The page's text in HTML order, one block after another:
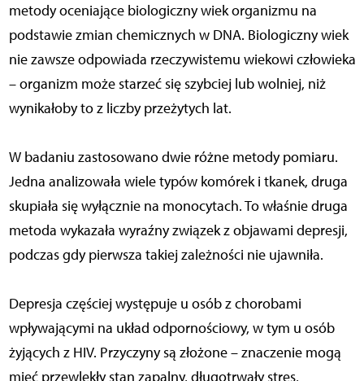
metody oceniające biologiczny wiek organizmu na
podstawie zmian chemicznych w DNA. Biologiczny wiek
nie zawsze odpowiada rzeczywistemu wiekowi człowieka
– organizm może starzeć się szybciej lub wolniej, niż
wynikałoby to z liczby przeżytych lat.
W badaniu zastosowano dwie różne metody pomiaru.
Jedna analizowała wiele typów komórek i tkanek, druga
skupiała się wyłącznie na monocytach. To właśnie druga
metoda wykazała wyraźny związek z objawami depresji,
podczas gdy pierwsza takiej zależności nie ujawniła.
Depresja częściej występuje u osób z chorobami
wpływającymi na układ odpornościowy, w tym u osób
żyjących z HIV. Przyczyny są złożone – znaczenie mogą
mieć przewlekły stan zapalny, długotrwały stres,